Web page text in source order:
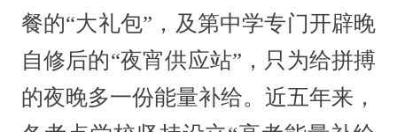
餐的“大礼包”，及第中学专门开辟晚
自修后的“夜宵供应站”，只为给拼搏
的夜晚多一份能量补给。近五年来，